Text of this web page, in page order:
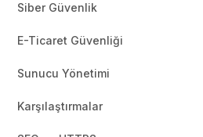
Siber Güvenlik
E-Ticaret Güvenliği
Sunucu Yönetimi
Karşılaştırmalar